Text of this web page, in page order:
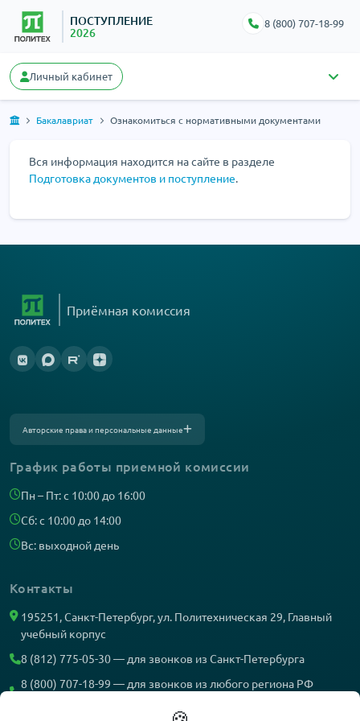
ПОСТУПЛЕНИЕ
2026
8 (800) 707-18-99
Личный кабинет
Бакалавриат Ознакомиться с нормативными документами
Вся информация находится на сайте в разделе
Подготовка документов и поступление.
Приёмная комиссия
Авторские права и персональные данные
Фотографии размещены с согласия
о персональных данных. Согласно ст. 152.1
все фотоматериалы являются объектами
авторского права. Их копирование
и дальнейшее использование без
письменного согласия правообладателя
запрещено.
График работы приемной комиссии
Пн – Пт: с 10:00 до 16:00
Сб: с 10:00 до 14:00
Вс: выходной день
Контакты
195251, Санкт-Петербург, ул. Политехническая 29, Главный
учебный корпус
8 (812) 775-05-30 — для звонков из Санкт-Петербурга
8 (800) 707-18-99 — для звонков из любого региона РФ